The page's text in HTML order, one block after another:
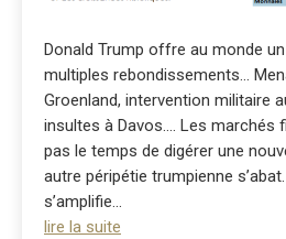
Donald Trump offre au monde
multiples rebondissements…
Groenland, intervention militaire
insultes à Davos…. Les marchés
pas le temps de digérer une
autre péripétie trumpienne
s’amplifie...
lire la suite